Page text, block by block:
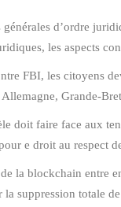
d’ordre
les aspects
FBI, les citoyens
Grande-
doit faire face aux
e droit au respect
la blockchain entre
suppression totale